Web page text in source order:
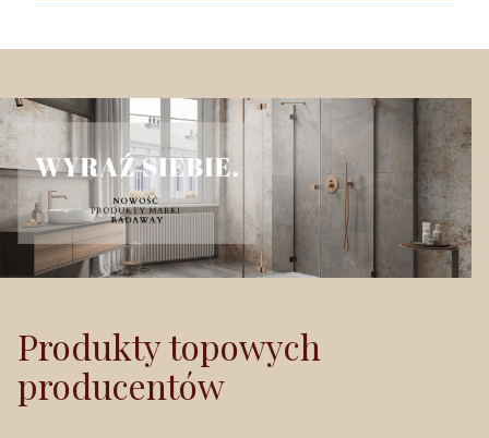
Produkty topowych
producentów